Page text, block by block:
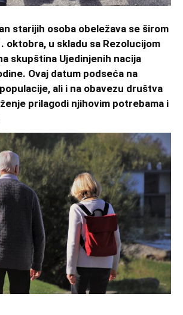
starijih osoba obeležava se širom
oktobra, u skladu sa Rezolucijom
skupština Ujedinjenih nacija
Ovaj datum podseća na
ali i na obavezu društva
prilagodi njihovim potrebama i